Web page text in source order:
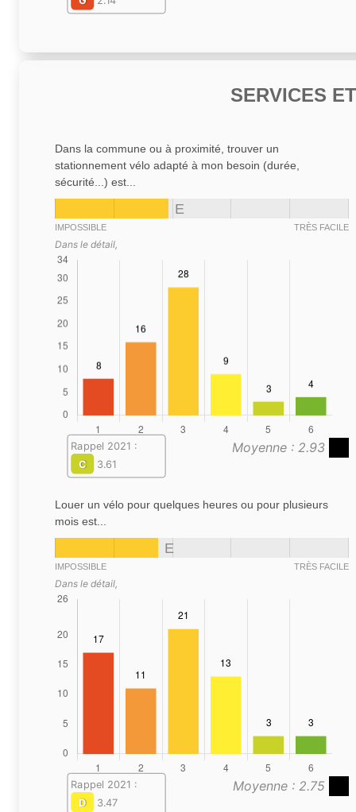
SERVICES
Dans la commune ou à proximité, trouver un
stationnement vélo adapté à mon besoin (durée,
sécurité...) est...
E
IMPOSSIBLE TRÈS FACILE
Dans le détail,
Moyenne : 2.93
Rappel 2021 :
C
3.61
Louer un vélo pour quelques heures ou pour plusieurs
mois est...
E
IMPOSSIBLE TRÈS FACILE
Dans le détail,
Moyenne : 2.75
Rappel 2021 :
D
3.47